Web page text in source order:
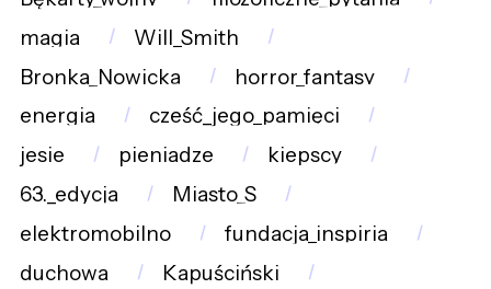
magia
Will_Smith
Bronka_Nowicka
horror_fantasy
energia
cześć_jego_pamięci
jesie
pieniadze
kiepscy
63._edycja
Miasto_S
elektromobilno
fundacja_inspiria
duchowa
Kapuściński